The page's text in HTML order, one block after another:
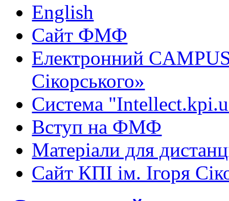
English
Сайт ФМФ
Електронний
Сікорського»
Система
Вступ на ФМФ
Матеріали для
Сайт КПІ ім. Ігоря